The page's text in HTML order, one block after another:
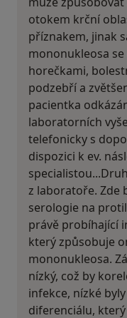
otokem krční
příznakem, jinak
mononukleosa
horečkami,
podzebří a
pacientka
laboratorních
telefonicky s
dispozici k ev.
z laboratoře. Zde
serologie na
právě probíhající
který způsobuje
mononukleosa.
nízký, což by
infekce, nízké
diferenciálu,